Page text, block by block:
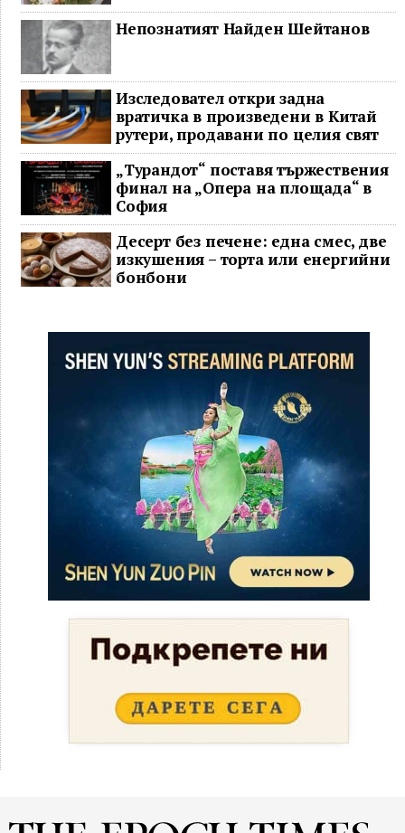
Непознатият Найден Шейтанов
Изследовател откри задна
вратичка в произведени в Китай
рутери, продавани по целия свят
„Турандот“ поставя тържествения
финал на „Опера на площада“ в
София
Десерт без печене: една смес, две
изкушения – торта или енергийни
бонбони